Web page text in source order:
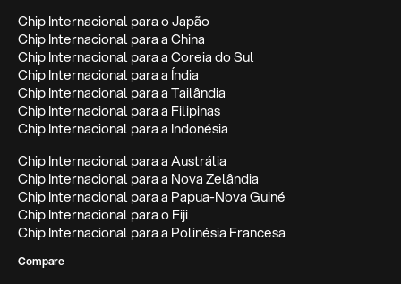
Chip Internacional para o Japão
Chip Internacional para a China
Chip Internacional para a Coreia do Sul
Chip Internacional para a Índia
Chip Internacional para a Tailândia
Chip Internacional para a Filipinas
Chip Internacional para a Indonésia
Chip Internacional para a Austrália
Chip Internacional para a Nova Zelândia
Chip Internacional para a Papua-Nova Guiné
Chip Internacional para o Fiji
Chip Internacional para a Polinésia Francesa
Compare